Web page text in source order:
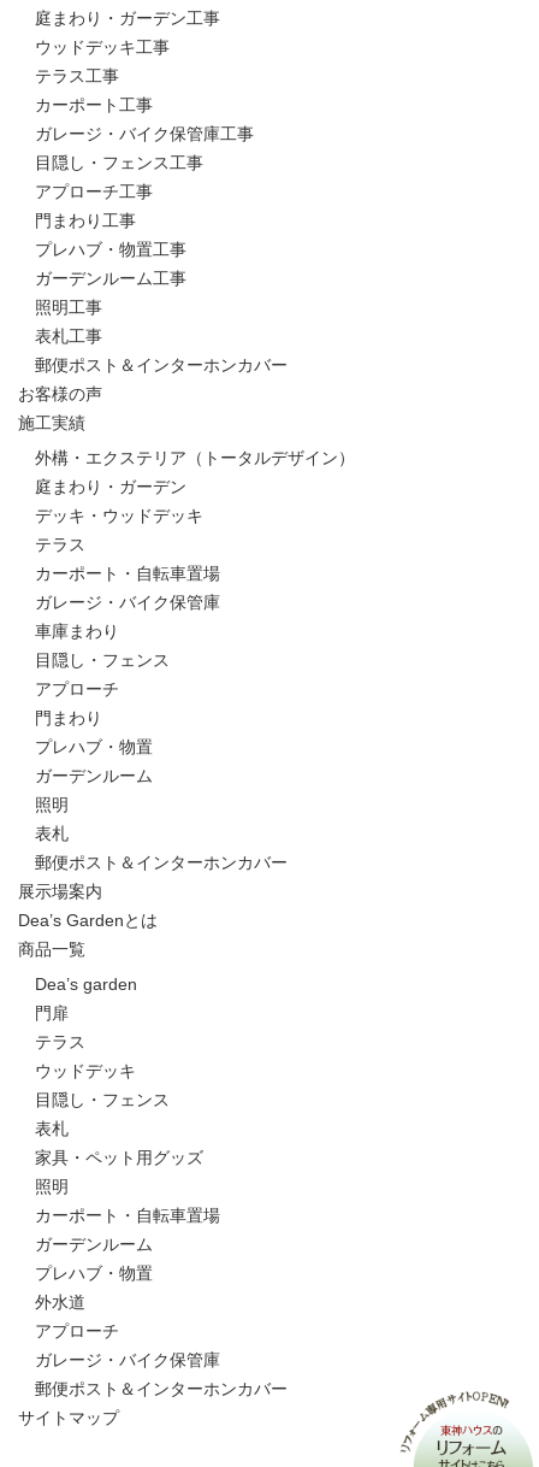
庭まわり・ガーデン工事
ウッドデッキ工事
テラス工事
カーポート工事
ガレージ・バイク保管庫工事
目隠し・フェンス工事
アプローチ工事
門まわり工事
プレハブ・物置工事
ガーデンルーム工事
照明工事
表札工事
郵便ポスト＆インターホンカバー
お客様の声
施工実績
外構・エクステリア（トータルデザイン）
庭まわり・ガーデン
デッキ・ウッドデッキ
テラス
カーポート・自転車置場
ガレージ・バイク保管庫
車庫まわり
目隠し・フェンス
アプローチ
門まわり
プレハブ・物置
ガーデンルーム
照明
表札
郵便ポスト＆インターホンカバー
展示場案内
Dea’s Gardenとは
商品一覧
Dea’s garden
門扉
テラス
ウッドデッキ
目隠し・フェンス
表札
家具・ペット用グッズ
照明
カーポート・自転車置場
ガーデンルーム
プレハブ・物置
外水道
アプローチ
ガレージ・バイク保管庫
郵便ポスト＆インターホンカバー
サイトマップ